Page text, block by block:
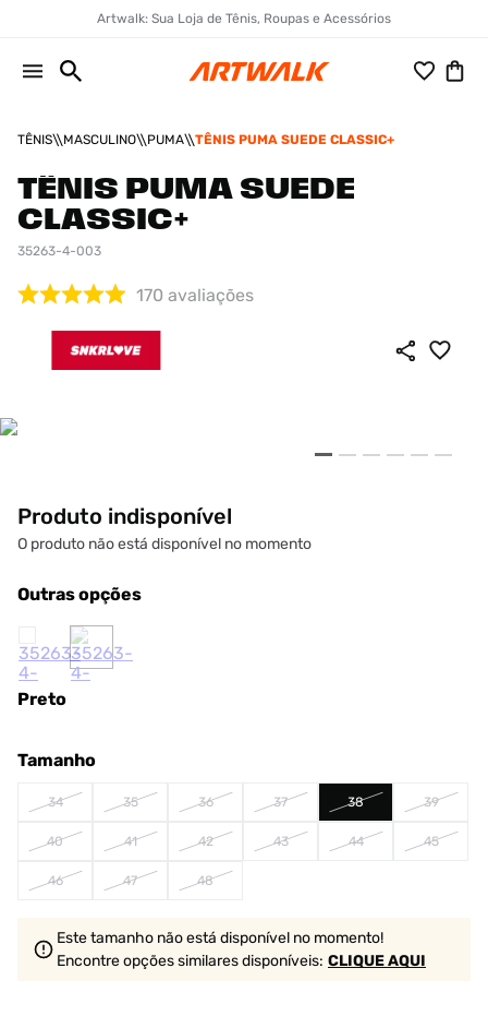
Artwalk: Sua Loja de Tênis, Roupas e Acessórios
TÊNIS MASCULINO PUMA TÊNIS PUMA SUEDE CLASSIC+
TÊNIS PUMA SUEDE
CLASSIC+
35263-4-003
170 avaliações
Produto indisponível
O produto não está disponível no momento
Outras opções
Preto
Tamanho
34 35 36 37 38 39
40 41 42 43 44 45
46 47 48
Este tamanho não está disponível no momento!
Encontre opções similaresdisponíveis: CLIQUE AQUI